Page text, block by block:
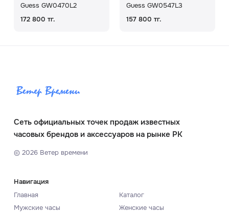
Guess GW0470L2
172 800 тг.
Guess GW0547L3
157 800 тг.
Сеть официальных точек продаж известных
часовых брендов и аксессуаров на рынке РК
© 2026Ветер времени
Навигация
Главная
Каталог
Мужские часы
Женские часы